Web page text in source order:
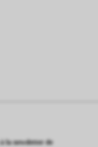
la newsletter de